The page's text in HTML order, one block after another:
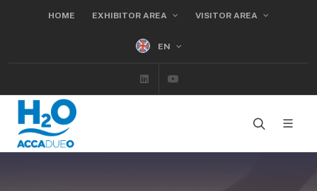
HOME EXHIBITOR AREA VISITOR AREA
EN
Linkedin